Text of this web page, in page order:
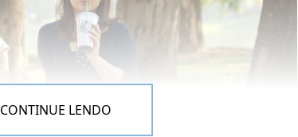
CONTINUE LENDO